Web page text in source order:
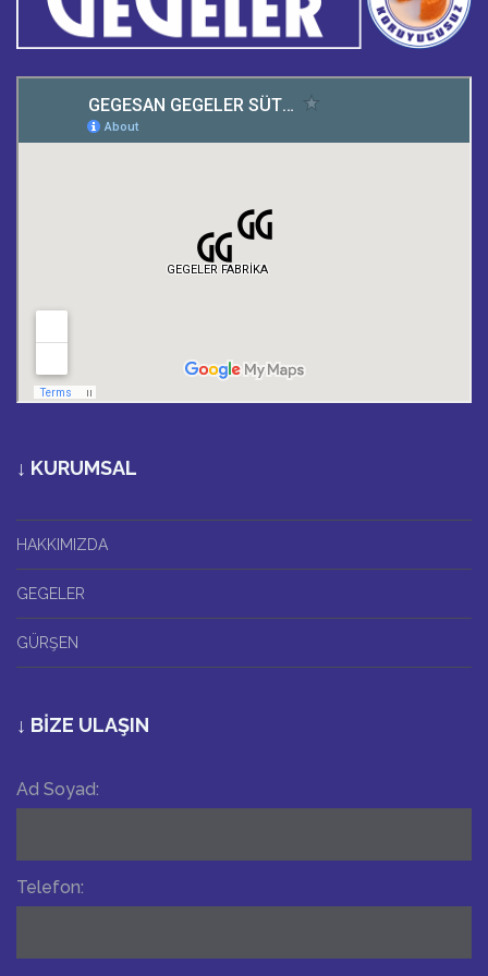
↓ KURUMSAL
HAKKIMIZDA
GEGELER
GÜRŞEN
↓ BİZE ULAŞIN
Ad Soyad:
Telefon: